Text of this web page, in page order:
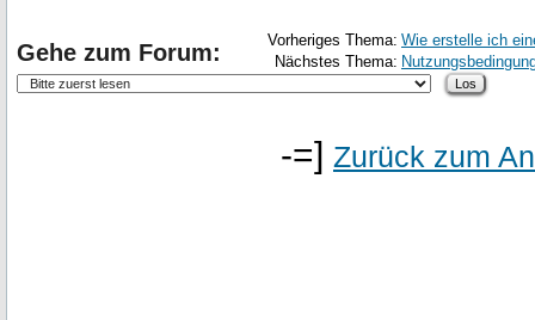
Vorheriges Thema: Wie erstelle ich
Nächstes Thema:
Gehe zum Forum:
-=] Zurück zum